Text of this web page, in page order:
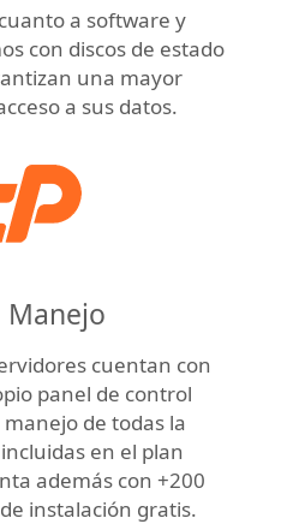
a software y
con discos de estado
una mayor
a sus datos.
Manejo
cuentan con
panel de control
de todas la
en el plan
además con +200
instalación gratis.